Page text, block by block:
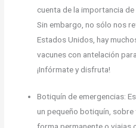
cuenta de la importancia
Sin embargo, no sólo nos
Estados Unidos, hay
vacunes con antelación
¡Infórmate y disfruta!
Botiquín de emergencias:
un pequeño botiquín,